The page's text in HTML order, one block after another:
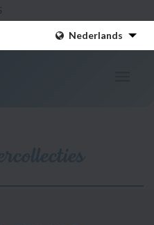
Nederlands